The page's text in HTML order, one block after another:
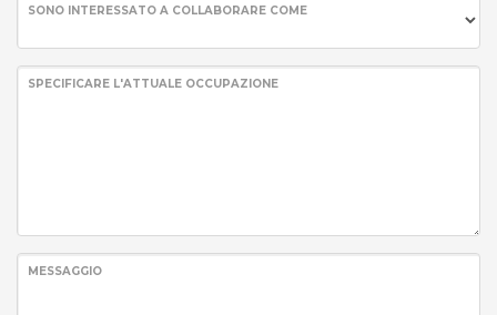
SONO INTERESSATO A COLLABORARE COME
SPECIFICARE L'ATTUALE OCCUPAZIONE
MESSAGGIO